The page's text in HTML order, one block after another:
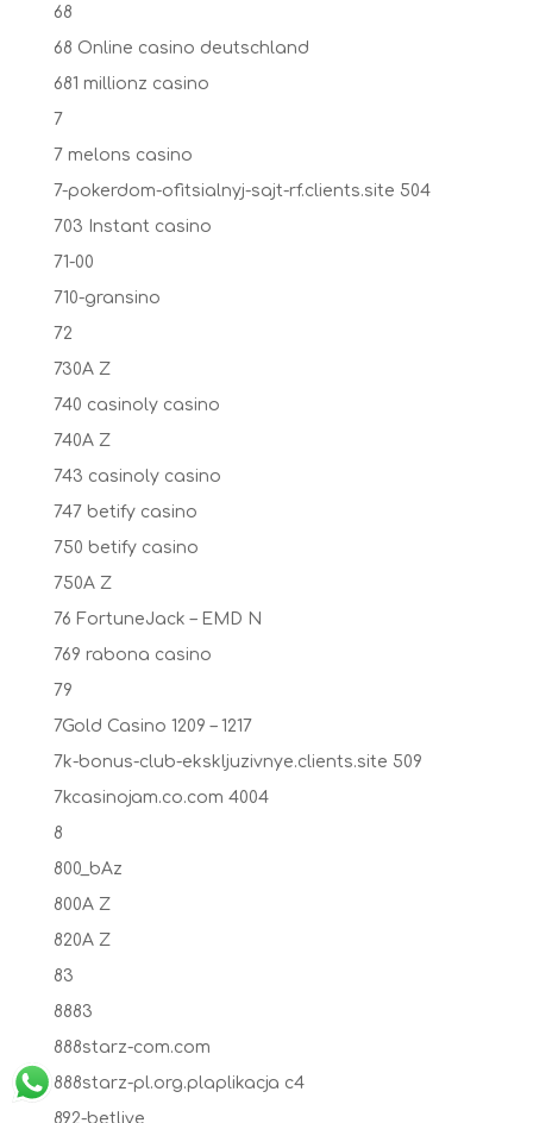
68
68 Online casino deutschland
681 millionz casino
7
7 melons casino
7-pokerdom-ofitsialnyj-sajt-rf.clients.site 504
703 Instant casino
71-00
710-gransino
72
730A Z
740 casinoly casino
740A Z
743 casinoly casino
747 betify casino
750 betify casino
750A Z
76 FortuneJack – EMD N
769 rabona casino
79
7Gold Casino 1209 – 1217
7k-bonus-club-ekskljuzivnye.clients.site 509
7kcasinojam.co.com 4004
8
800_bAz
800A Z
820A Z
83
8883
888starz-com.com
888starz-pl.org.plaplikacja c4
892-betlive